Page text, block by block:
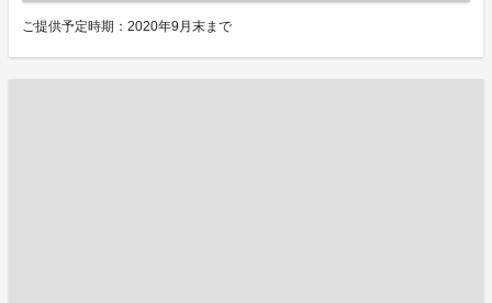
ご提供予定時期：2020年9月末まで